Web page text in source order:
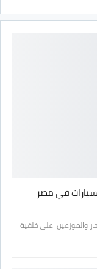
في مصر
والموزعين، على خلفية